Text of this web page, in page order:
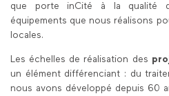
que porte inCité à la qualité
équipements que nous réalisons
locales.
Les échelles de réalisation des
un élément différenciant : du
nous avons développé depuis 60